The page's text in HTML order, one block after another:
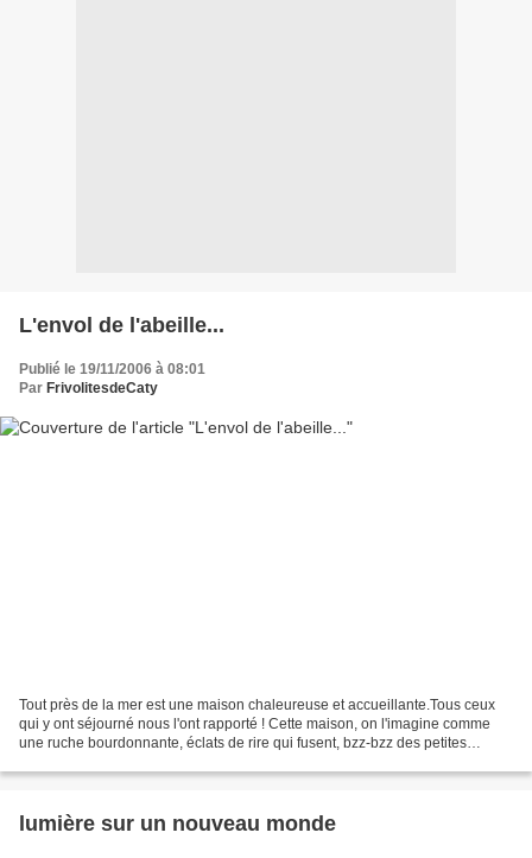
L'envol de l'abeille...
Publié le 19/11/2006 à 08:01
Par FrivolitesdeCaty
Tout près de la mer est une maison chaleureuse et accueillante.Tous ceux
qui y ont séjourné nous l'ont rapporté ! Cette maison, on l'imagine comme
une ruche bourdonnante, éclats de rire qui fusent, bzz-bzz des petites
lumière sur un nouveau monde